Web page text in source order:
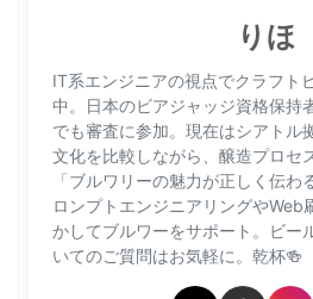
りほ
IT系エンジニアの視点でクラフト
中。日本のビアジャッジ資格保持
でも審査に参加。現在はシアトル
文化を比較しながら、醸造プロセ
「ブルワリーの魅力が正しく伝
ロンプトエンジニアリングやWeb
かしてブルワーをサポート。ビー
いてのご質問はお気軽に。乾杯🍻